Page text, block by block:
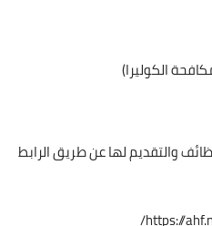
الكوليرا)
والتقديم لها عن طريق الرابط
https://